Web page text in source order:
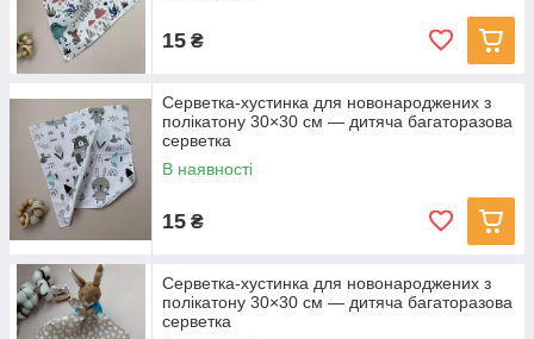
15 ₴
Серветка-хустинка для новонароджених з
полікатону 30×30 см — дитяча багаторазова
серветка
В наявності
15 ₴
Серветка-хустинка для новонароджених з
полікатону 30×30 см — дитяча багаторазова
серветка